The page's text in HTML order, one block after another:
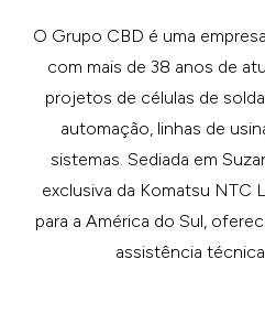
O Grupo CBD é uma
com mais de 38 anos de
projetos de células de
automação, linhas de
sistemas. Sediada em
exclusiva da Komatsu NTC
para a América do Sul,
assistência